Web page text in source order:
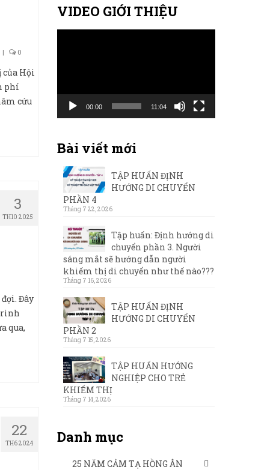
| 0
Hội
phí
cứu
3
TH10 2025
Đây
qua,
22
TH6 2024
VIDEO GIỚI THIỆU
00:00 11:04
Bài viết mới
TẬP HUẤN ĐỊNH
HƯỚNG DI CHUYỂN
PHẦN 4
Tháng 7 22, 2026
Tập huấn: Định hướng di
chuyển phần 3. Người
sáng mắt sẽ hướng dẫn người
khiếm thị di chuyển như thế nào???
Tháng 7 16, 2026
TẬP HUẤN ĐỊNH
HƯỚNG DI CHUYỂN
PHẦN 2
Tháng 7 15, 2026
TẬP HUẤN HƯỚNG
NGHIỆP CHO TRẺ
KHIẾM THỊ
Tháng 7 14, 2026
Danh mục
25 NĂM CẢM TẠ HỒNG ÂN